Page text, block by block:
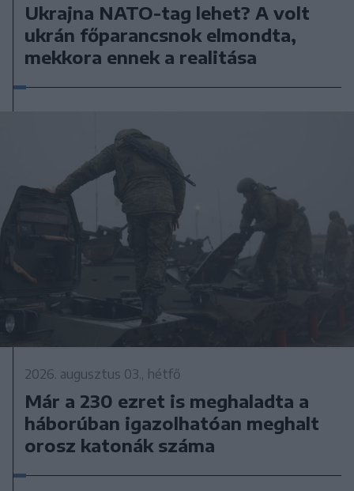
Ukrajna NATO-tag lehet? A volt
ukrán főparancsnok elmondta,
mekkora ennek a realitása
2026. augusztus 03., hétfő
Már a 230 ezret is meghaladta a
háborúban igazolhatóan meghalt
orosz katonák száma